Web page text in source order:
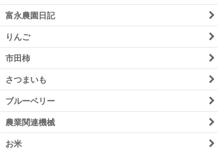
富永農園日記
りんご
市田柿
さつまいも
ブルーベリー
農業関連機械
お米